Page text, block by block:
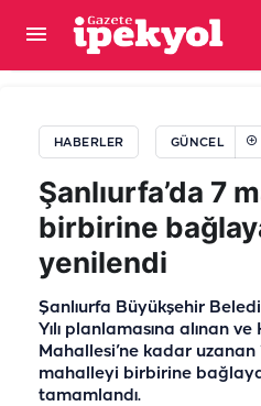
HABERLER GÜNCEL
Şanlıurfa’da 7
birbirine
yenilendi
Şanlıurfa Büyükşehir
Yılı planlamasına alınan ve
Mahallesi’ne kadar uzanan
mahalleyi birbirine
tamamlandı.
Urfa’dan Cizre'ye